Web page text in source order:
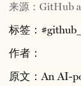
来源：GitHub
标签：
作者：
原文：An AI-